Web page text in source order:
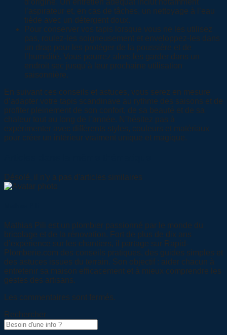
d’origine. Un entretien adéquat inclut notamment
l’aspirateur et, en cas de tâches, un nettoyage à l’eau
tiède avec un détergent doux.
Pour conserver vos tapis lorsque vous ne les utilisez
pas, roulez-les soigneusement et enveloppez-les dans
un drap pour les protéger de la poussière et de
l’humidité. Vous pourrez alors les garder dans un
endroit sec jusqu’à leur prochaine utilisation
saisonnière.
En suivant ces conseils et astuces, vous serez en mesure
d’adapter votre tapis scandinave au rythme des saisons et de
profiter pleinement de son confort, de sa beauté et de sa
chaleur tout au long de l’année. N’hésitez pas à
expérimenter avec différents styles, couleurs et matériaux
pour créer un intérieur vraiment unique et magique.
Désolé, il n'y a pas d'articles similaires
Mathias Pili est un plombier passionné par le monde du
bricolage et de la rénovation. Fort de plus de dix ans
d’expérience sur les chantiers, il partage sur Rapid-
Plomberie.com des conseils pratiques, des guides simples et
des astuces issues du terrain. Son objectif : aider chacun à
entretenir sa maison efficacement et à mieux comprendre les
gestes des artisans.
Les commentaires sont fermés.
Rechercher